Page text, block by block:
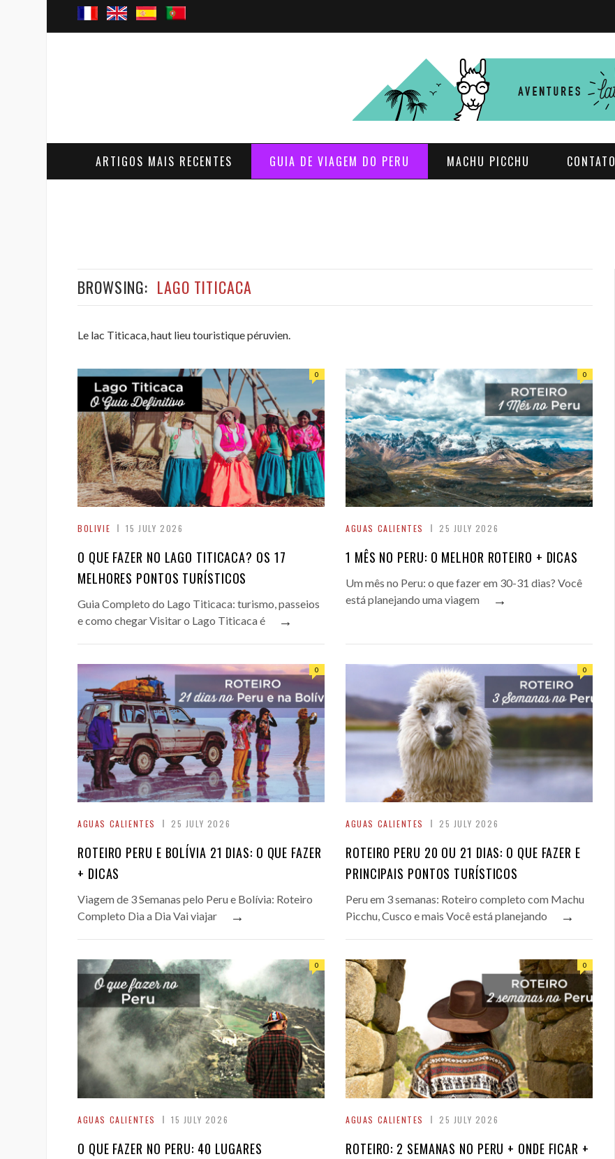
ARTIGOS MAIS RECENTES GUIA DE VIAGEM DO PERU MACHU PICCHU CONTATO
BROWSING: LAGO TITICACA
Le lac Titicaca, haut lieu touristique péruvien.
BOLIVIE 15 JULY 2026
0
O QUE FAZER NO LAGO TITICACA? OS 17
MELHORES PONTOS TURÍSTICOS
Guia Completo do Lago Titicaca: turismo, passeios
e como chegar Visitar o Lago Titicaca é
→
AGUAS CALIENTES 25 JULY 2026
0
1 MÊS NO PERU: O MELHOR ROTEIRO + DICAS
Um mês no Peru: o que fazer em 30-31 dias? Você
está planejando uma viagem
→
AGUAS CALIENTES 25 JULY 2026
0
ROTEIRO PERU E BOLÍVIA 21 DIAS: O QUE FAZER
+ DICAS
Viagem de 3 Semanas pelo Peru e Bolívia: Roteiro
Completo Dia a Dia Vai viajar
→
AGUAS CALIENTES 25 JULY 2026
0
ROTEIRO PERU 20 OU 21 DIAS: O QUE FAZER E
PRINCIPAIS PONTOS TURÍSTICOS
Peru em 3 semanas: Roteiro completo com Machu
Picchu, Cusco e mais Você está planejando
→
AGUAS CALIENTES 15 JULY 2026
0
O QUE FAZER NO PERU: 40 LUGARES
AGUAS CALIENTES 25 JULY 2026
0
ROTEIRO: 2 SEMANAS NO PERU + ONDE FICAR +